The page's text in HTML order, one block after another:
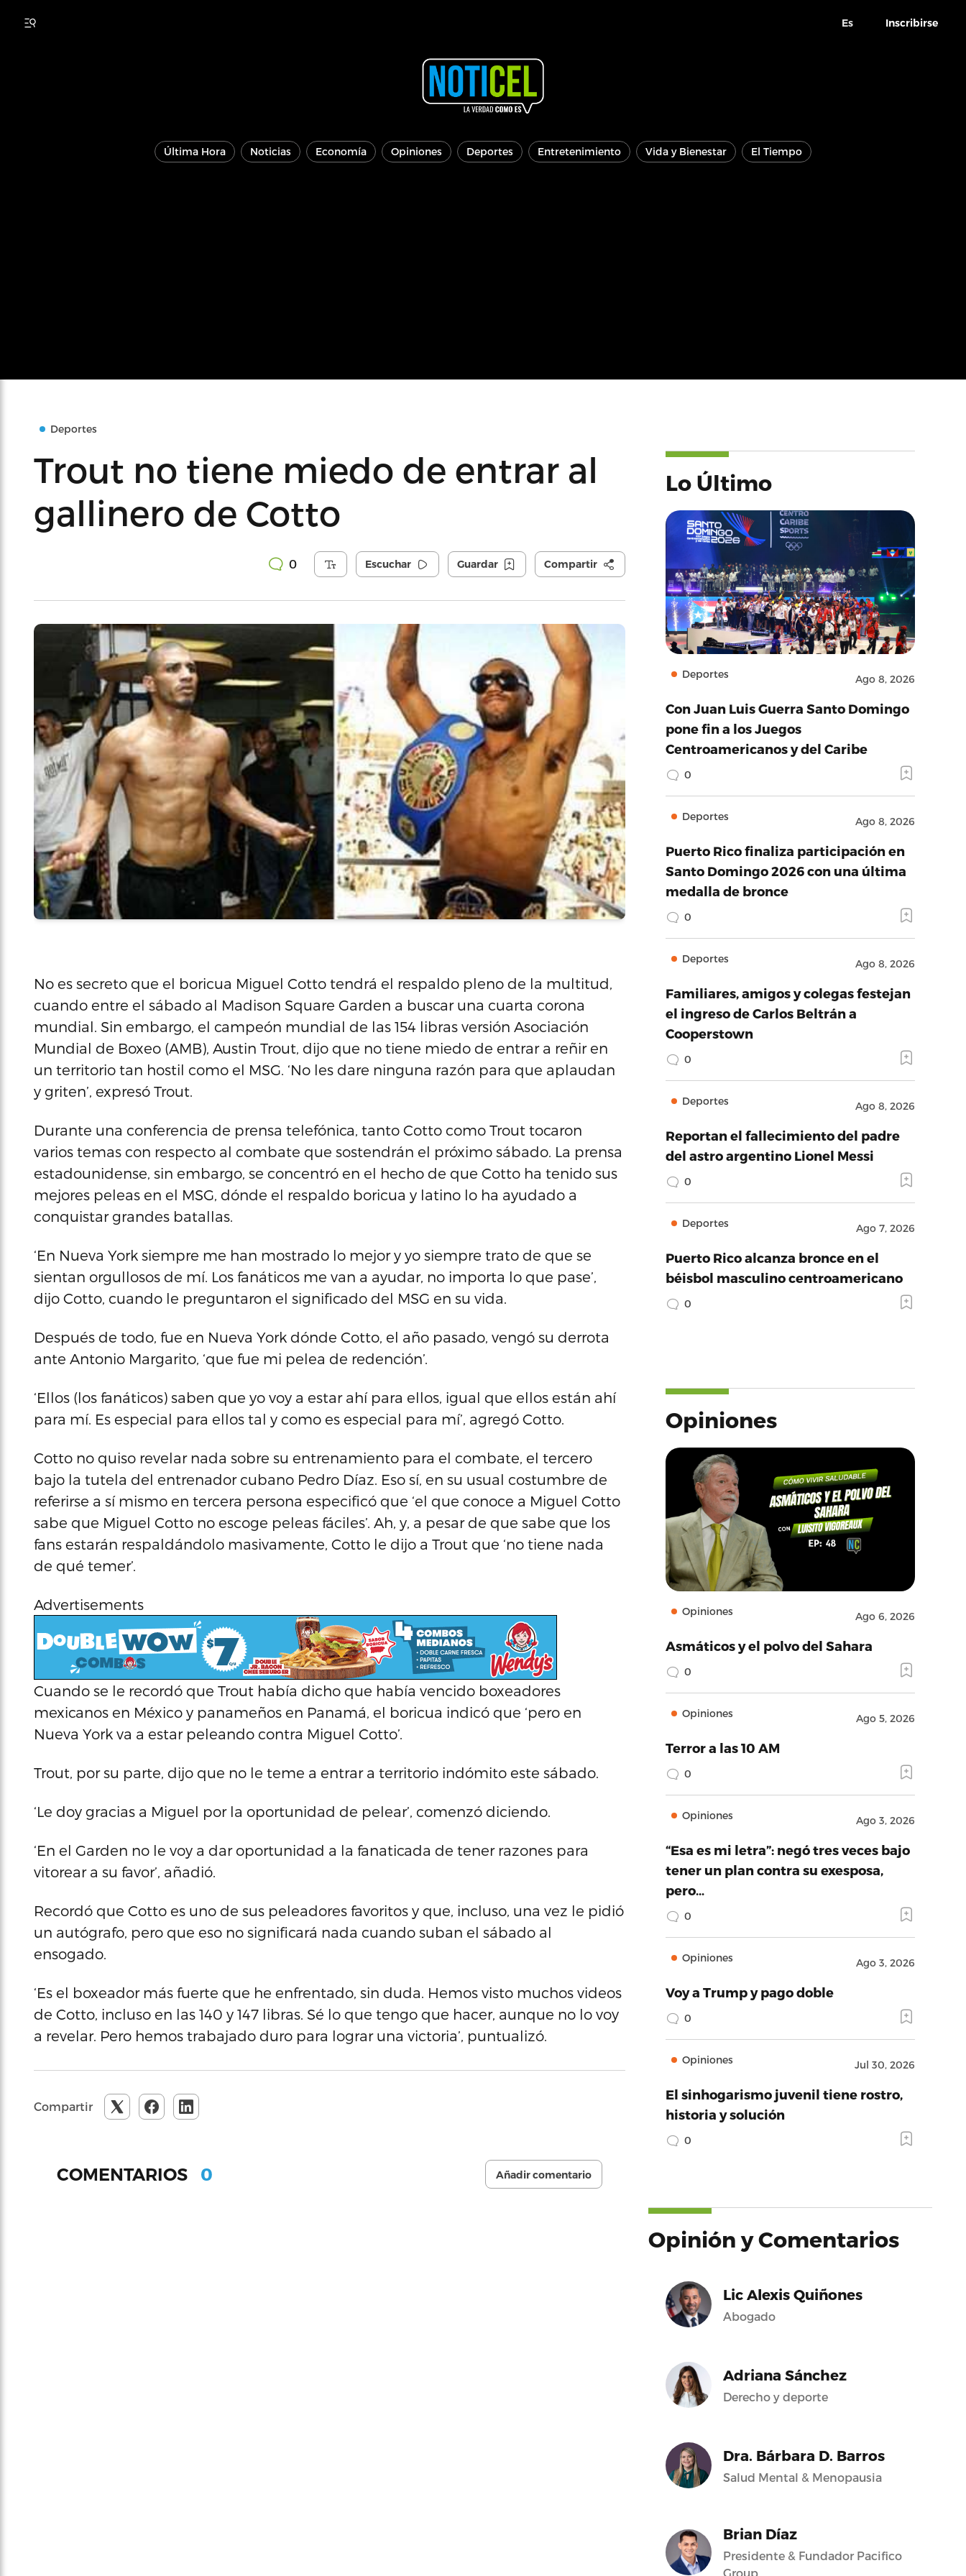
Es Inscribirse
Última Hora Noticias Economía Opiniones Deportes Entretenimiento Vida y Bienestar El Tiempo
Deportes
Trout no tiene miedo de entrar al
gallinero de Cotto
0 Escuchar Guardar Compartir
No es secreto que el boricua Miguel Cotto tendrá el respaldo pleno de la multitud,
cuando entre el sábado al Madison Square Garden a buscar una cuarta corona
mundial. Sin embargo, el campeón mundial de las 154 libras versión Asociación
Mundial de Boxeo (AMB), Austin Trout, dijo que no tiene miedo de entrar a reñir en
un territorio tan hostil como el MSG. ‘No les dare ninguna razón para que aplaudan
y griten’, expresó Trout.
Durante una conferencia de prensa telefónica, tanto Cotto como Trout tocaron
varios temas con respecto al combate que sostendrán el próximo sábado. La prensa
estadounidense, sin embargo, se concentró en el hecho de que Cotto ha tenido sus
mejores peleas en el MSG, dónde el respaldo boricua y latino lo ha ayudado a
conquistar grandes batallas.
‘En Nueva York siempre me han mostrado lo mejor y yo siempre trato de que se
sientan orgullosos de mí. Los fanáticos me van a ayudar, no importa lo que pase’,
dijo Cotto, cuando le preguntaron el significado del MSG en su vida.
Después de todo, fue en Nueva York dónde Cotto, el año pasado, vengó su derrota
ante Antonio Margarito, ‘que fue mi pelea de redención’.
‘Ellos (los fanáticos) saben que yo voy a estar ahí para ellos, igual que ellos están ahí
para mí. Es especial para ellos tal y como es especial para mí’, agregó Cotto.
Cotto no quiso revelar nada sobre su entrenamiento para el combate, el tercero
bajo la tutela del entrenador cubano Pedro Díaz. Eso sí, en su usual costumbre de
referirse a sí mismo en tercera persona especificó que ‘el que conoce a Miguel Cotto
sabe que Miguel Cotto no escoge peleas fáciles’. Ah, y, a pesar de que sabe que los
fans estarán respaldándolo masivamente, Cotto le dijo a Trout que ‘no tiene nada
de qué temer’.
Advertisements
Cuando se le recordó que Trout había dicho que había vencido boxeadores
mexicanos en México y panameños en Panamá, el boricua indicó que ‘pero en
Nueva York va a estar peleando contra Miguel Cotto’.
Trout, por su parte, dijo que no le teme a entrar a territorio indómito este sábado.
‘Le doy gracias a Miguel por la oportunidad de pelear’, comenzó diciendo.
‘En el Garden no le voy a dar oportunidad a la fanaticada de tener razones para
vitorear a su favor’, añadió.
Recordó que Cotto es uno de sus peleadores favoritos y que, incluso, una vez le pidió
un autógrafo, pero que eso no significará nada cuando suban el sábado al
ensogado.
‘Es el boxeador más fuerte que he enfrentado, sin duda. Hemos visto muchos videos
de Cotto, incluso en las 140 y 147 libras. Sé lo que tengo que hacer, aunque no lo voy
a revelar. Pero hemos trabajado duro para lograr una victoria’, puntualizó.
Compartir
COMENTARIOS 0 Añadir comentario
Lo Último
Deportes Ago 8, 2026
Con Juan Luis Guerra Santo Domingo
pone fin a los Juegos
Centroamericanos y del Caribe
0
Deportes Ago 8, 2026
Puerto Rico finaliza participación en
Santo Domingo 2026 con una última
medalla de bronce
0
Deportes Ago 8, 2026
Familiares, amigos y colegas festejan
el ingreso de Carlos Beltrán a
Cooperstown
0
Deportes Ago 8, 2026
Reportan el fallecimiento del padre
del astro argentino Lionel Messi
0
Deportes Ago 7, 2026
Puerto Rico alcanza bronce en el
béisbol masculino centroamericano
0
Opiniones
Opiniones Ago 6, 2026
Asmáticos y el polvo del Sahara
0
Opiniones Ago 5, 2026
Terror a las 10 AM
0
Opiniones Ago 3, 2026
“Esa es mi letra”: negó tres veces bajo
tener un plan contra su exesposa,
pero…
0
Opiniones Ago 3, 2026
Voy a Trump y pago doble
0
Opiniones Jul 30, 2026
El sinhogarismo juvenil tiene rostro,
historia y solución
0
Opinión y Comentarios
Lic Alexis Quiñones
Abogado
Adriana Sánchez
Derecho y deporte
Dra. Bárbara D. Barros
Salud Mental & Menopausia
Brian Díaz
Presidente & Fundador Pacifico
Group